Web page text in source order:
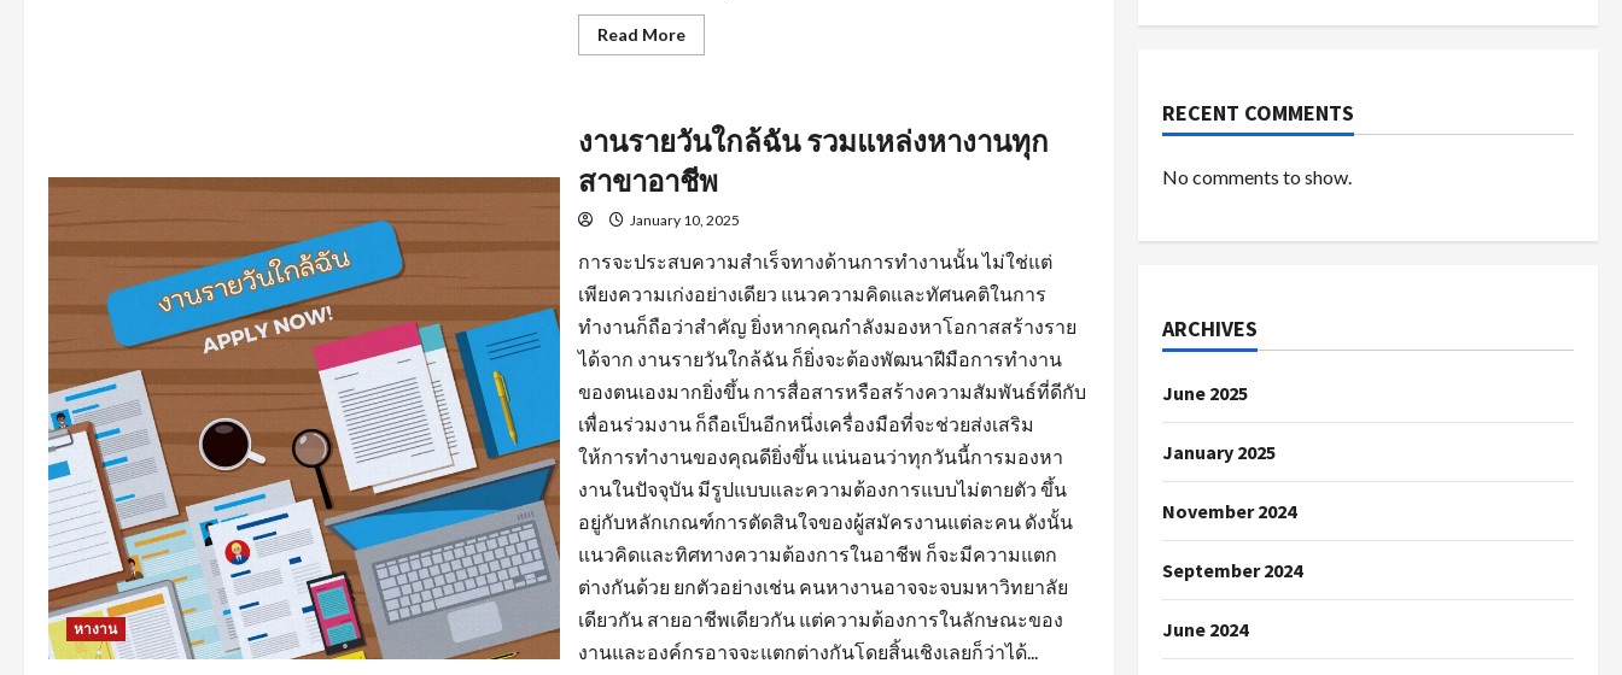
Read MoreRead
more
มี
พื้น
ฐาน
ความ
ทาง
อาชีพ
หางาน
งานรายวันใกล้ฉัน รวมแหล่งหางานทุก
สาขาอาชีพ
January 10, 2025
การจะประสบความสำเร็จทางด้านการทำงานนั้น ไม่ใช่แต่
เพียงความเก่งอย่างเดียว แนวความคิดและทัศนคติในการ
ทำงานก็ถือว่าสำคัญ ยิ่งหากคุณกำลังมองหาโอกาสสร้างราย
ได้จาก งานรายวันใกล้ฉัน ก็ยิ่งจะต้องพัฒนาฝีมือการทำงาน
ของตนเองมากยิ่งขึ้น การสื่อสารหรือสร้างความสัมพันธ์ที่ดีกับ
เพื่อนร่วมงาน ก็ถือเป็นอีกหนึ่งเครื่องมือที่จะช่วยส่งเสริม
ให้การทำงานของคุณดียิ่งขึ้น แน่นอนว่าทุกวันนี้การมองหา
งานในปัจจุบัน มีรูปแบบและความต้องการแบบไม่ตายตัว ขึ้น
อยู่กับหลักเกณฑ์การตัดสินใจของผู้สมัครงานแต่ละคน ดังนั้น
แนวคิดและทิศทางความต้องการในอาชีพ ก็จะมีความแตก
ต่างกันด้วย ยกตัวอย่างเช่น คนหางานอาจจะจบมหาวิทยาลัย
เดียวกัน สายอาชีพเดียวกัน แต่ความต้องการในลักษณะของ
งานและองค์กรอาจจะแตกต่างกันโดยสิ้นเชิงเลยก็ว่าได้...
RECENT COMMENTS
No comments to show.
ARCHIVES
June 2025
January 2025
November 2024
September 2024
June 2024